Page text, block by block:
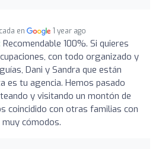
en 1 year ago
Recomendable 100%. Si quieres
con todo organizado y
Dani y Sandra que están
es tu agencia. Hemos pasado
y visitando un montón de
coincidido con otras familias con
cómodos.